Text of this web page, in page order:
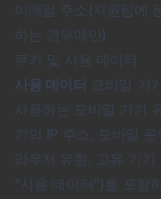
이메일 주소(지원팀에
하는 경우에만)
쿠키 및 사용 데이터
사용 데이터 모바일 기
사용하는 모바일 기기
기의 IP 주소, 모바일
라우저 유형, 고유 기
“사용 데이터”)를 포함